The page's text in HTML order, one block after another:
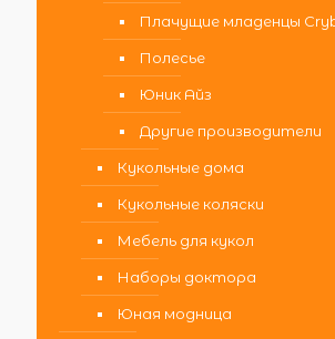
Плачущие младенцы
Полесье
Юник Айз
Другие производители
Кукольные дома
Кукольные коляски
Мебель для кукол
Наборы доктора
Юная модница